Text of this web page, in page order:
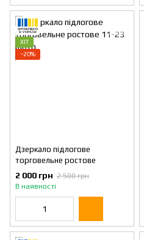
ХІТ
−20%
Дзеркало підлогове
торговельне ростове
2 000 грн 2 500 грн
В наявності